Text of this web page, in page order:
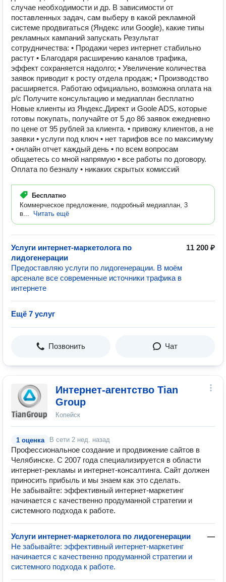
случае необходимости и др. В зависимости от
поставленных задач, сам выберу в какой рекламной
системе продвигаться (Яндекс или Google), какие типы
рекламных кампаний запускать Результат
сотрудничества: • Продажи через интернет стабильно
растут • Благодаря расширению каналов трафика,
эффект сохраняется надолго; • Увеличение количества
заявок приводит к росту отдела продаж; • Производство
расширяется. Работаю официально, возможна оплата на
р/с Получите консультацию и медиаплан бесплатно
Новые клиенты из Яндекс.Директ и Goole ADS, которые
готовы покупать, получайте от 5 до 86 заявок ежедневно
по цене от 95 рублей за клиента. • привожу клиентов, а не
заявки • услуги под ключ • нет тарифов все по максимуму
• онлайн отчет каждый день • по всем вопросам
общаетесь со мной напрямую • все работы по договору.
Оплата по безналу • никаких скрытых комиссий
Бесплатно
Коммерческое предложение, подробный медиаплан, 3
в...
Читать ещё
Услуги интернет-маркетолога по
лидогенерации
11 200 ₽
Предоставляю услуги по лидогенерации. В моём
арсенале все современные источники трафика в
интернете
Ещё 7 услуг
Позвонить Чат
Интернет-агентство Tian
Group
Копейск
1 оценка В сети 2 нед. назад
Профессиональное создание и продвижение сайтов в
Челябинске. C 2007 года специализируется в области
интернет-рекламы и интернет-консалтинга. Сайт должен
приносить прибыль и мы знаем как это сделать.
Не забывайте: эффективный интернет-маркетинг
начинается с качественно продуманной стратегии и
системного подхода к работе.
Услуги интернет-маркетолога по лидогенерации
—
Не забывайте: эффективный интернет-маркетинг
начинается с качественно продуманной стратегии и
системного подхода к работе.